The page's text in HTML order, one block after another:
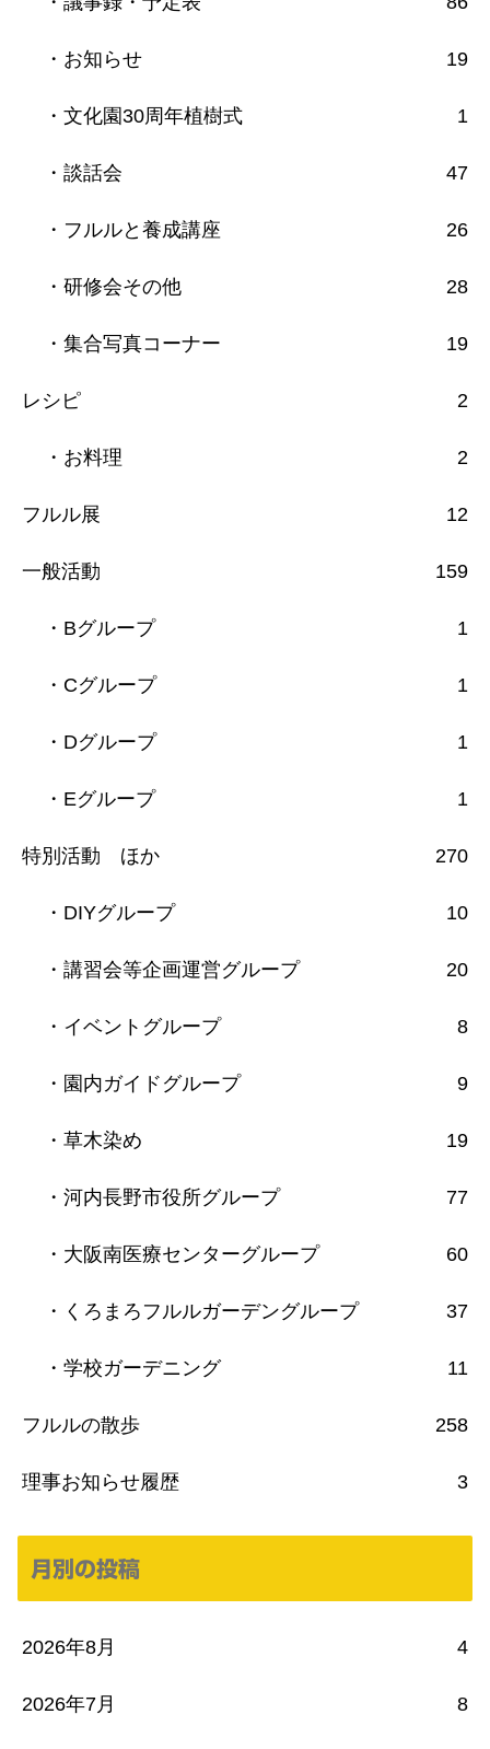
・お知らせ 19
・文化園30周年植樹式 1
・談話会 47
・フルルと養成講座 26
・研修会その他 28
・集合写真コーナー 19
レシピ 2
・お料理 2
フルル展 12
一般活動 159
・Bグループ 1
・Cグループ 1
・Dグループ 1
・Eグループ 1
特別活動 ほか 270
・DIYグループ 10
・講習会等企画運営グループ 20
・イベントグループ 8
・園内ガイドグループ 9
・草木染め 19
・河内長野市役所グループ 77
・大阪南医療センターグループ 60
・くろまろフルルガーデングループ 37
・学校ガーデニング 11
フルルの散歩 258
理事お知らせ履歴 3
月別の投稿
2026年8月 4
2026年7月 8